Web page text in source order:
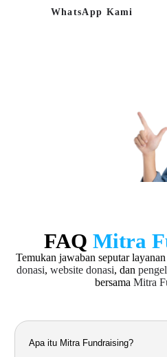
WhatsApp Kami
FAQ Mitra
Temukan jawaban seputar layanan
donasi, website donasi, dan
bersama Mitra
Apa itu Mitra Fundraising?